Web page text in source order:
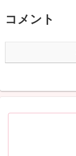
コメント